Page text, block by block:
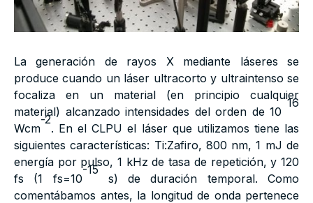
La generación de rayos X mediante láseres se
produce cuando un láser ultracorto y ultraintenso se
focaliza en un material (en principio cualquier
material) alcanzado intensidades del orden de 10
16
Wcm
-2
. En el CLPU el láser que utilizamos tiene las
siguientes características: Ti:Zafiro, 800 nm, 1 mJ de
energía por pulso, 1 kHz de tasa de repetición, y 120
fs (1 fs=10
-15
s) de duración temporal. Como
comentábamos antes, la longitud de onda pertenece